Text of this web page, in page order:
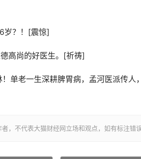
岁？！[震惊]
高尚的好医生。[祈祷]
单老一生深耕脾胃病，孟河医派传人
，不代表大猫财经网立场和观点，如有标注错